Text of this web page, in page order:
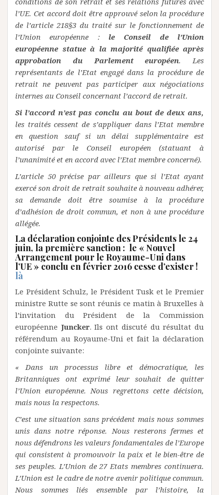
l’UE. Cet accord doit être approuvé selon la procédure
de l’article 218§3 du traité sur le fonctionnement de
l’Union européenne :le Conseil de l’Union
européenne statue à la majorité qualifiée après
approbation du Parlement européen. Les
représentants de l’Etat engagé dans la procédure de
retrait ne peuvent pas participer aux négociations
internes au Conseil concernant l’accord de retrait.
Si l’accord n’est pas conclu au bout de deux ans,
les traités cessent de s’appliquer dans l’Etat membre
en question sauf si un délai supplémentaire est
autorisé par le Conseil européen (statuant à
l’unanimité et en accord avec l’Etat membre concerné).
L’article 50 précise par ailleurs que si l’Etat ayant
exercé son droit de retrait souhaite à nouveau adhérer,
sa demande doit être soumise à la procédure
d’adhésion de droit commun, et non à une procédure
allégée.
La déclaration conjointe des Présidents le 24
juin, la première sanction : le « Nouvel
Arrangement pour le Royaume-Uni dans
l’UE » conclu en février 2016 cesse d’exister !
là
Le Président Schulz, le Président Tusk et le Premier
ministre Rutte se sont réunis ce matin à Bruxelles à
l’invitation du Président de la Commission
européenne Juncker. Ils ont discuté du résultat du
référendum au Royaume-Uni et fait la déclaration
conjointe suivante:
« Dans un processus libre et démocratique, les
Britanniques ont exprimé leur souhait de quitter
l’Union européenne. Nous regrettons cette décision,
mais nous la respectons.
C’est une situation sans précédent mais nous sommes
unis dans notre réponse. Nous resterons fermes et
nous défendrons les valeurs fondamentales de l’Europe
qui consistent à promouvoir la paix et le bien-être de
ses peuples. L’Union de 27 Etats membres continuera.
L’Union est le cadre de notre avenir politique commun.
Nous sommes liés ensemble par l’histoire, la